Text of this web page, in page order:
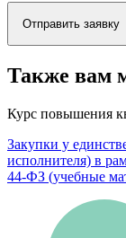
Отправить заявку
Также вам
Курс повышения
Закупки у
исполнителя) в
44-ФЗ (учебные